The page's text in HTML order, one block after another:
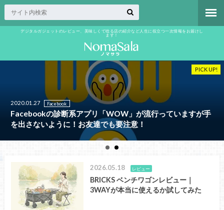
デジタルガジェットのレビュー、美味しくて唸る店の紹介など人生に役立つ一次情報をお届けし
ます！
PICK UP!
2020.01.27 Facebook
Facebookの診断系アプリ「WOW」が流行っていますが手
を出さないように！お友達でも要注意！
2026.05.18 レビュー
BRICKS ベンチワゴンレビュー｜
3WAYが本当に使えるか試してみた